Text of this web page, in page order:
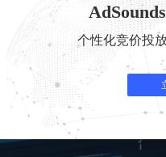
个性化竞价投